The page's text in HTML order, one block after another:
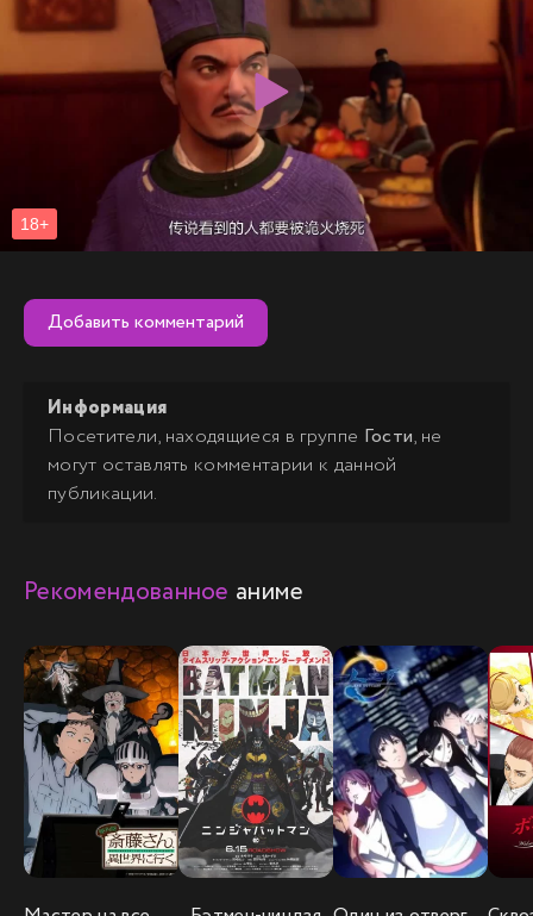
Добавить комментарий
Информация
Посетители, находящиеся в группе Гости, не
могут оставлять комментарии к данной
публикации.
Рекомендованное аниме